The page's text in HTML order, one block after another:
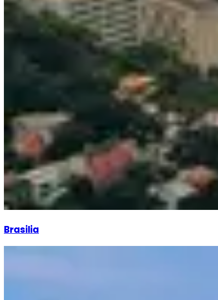
Brasilia